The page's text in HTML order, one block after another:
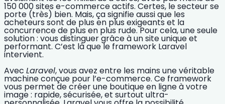
150 000 sites e-commerce actifs. Certes, le secteur se
porte (très) bien. Mais, ça signifie aussi que les
acheteurs sont de plus en plus exigeants et la
concurrence de plus en plus rude. Pour cela, une seule
solution : vous distinguer grâce à un site unique et
performant. C’est là que le framework Laravel
intervient.
Avec Laravel, vous avez entre les mains une véritable
machine conçue pour l’e-commerce. Ce framework
vous permet de créer une boutique en ligne à votre
image : rapide, sécurisée, et surtout ultra-